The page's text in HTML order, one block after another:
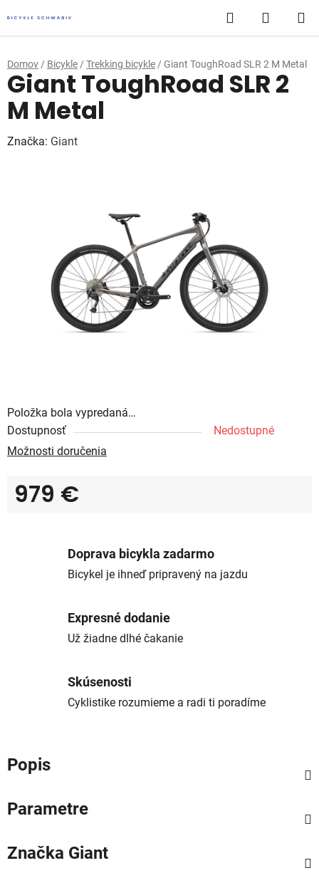
na
obsah
Hľadať
KOŠÍK
Domov / Bicykle / Trekking bicykle / Giant ToughRoad SLR 2 M Metal
Položka bola vypredaná…
Dostupnosť
Nedostupné
Možnosti doručenia
979 €
Giant ToughRoad SLR 2
M Metal
Značka: Giant
Doprava bicykla zadarmo
Bicykel je ihneď pripravený na jazdu
Expresné dodanie
Už žiadne dlhé čakanie
Skúsenosti
Cyklistike rozumieme a radi ti poradíme
Popis
Parametre
Značka Giant